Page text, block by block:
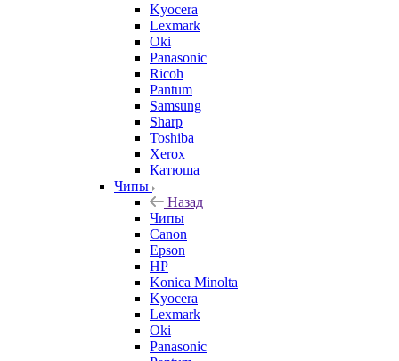
Kyocera
Lexmark
Oki
Panasonic
Ricoh
Pantum
Samsung
Sharp
Toshiba
Xerox
Катюша
Чипы
Назад
Чипы
Canon
Epson
HP
Konica Minolta
Kyocera
Lexmark
Oki
Panasonic